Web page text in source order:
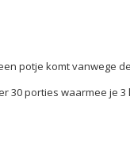
potje komt vanwege
30 porties waarmee je